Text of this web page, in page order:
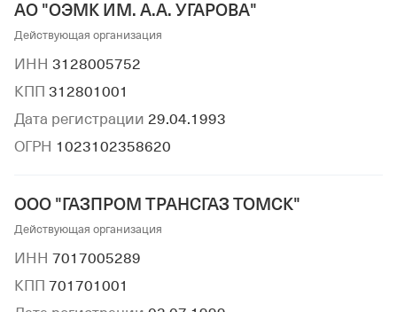
АО "ОЭМК ИМ. А.А. УГАРОВА"
Действующая организация
ИНН 3128005752
КПП 312801001
Дата регистрации 29.04.1993
ОГРН 1023102358620
ООО "ГАЗПРОМ ТРАНСГАЗ ТОМСК"
Действующая организация
ИНН 7017005289
КПП 701701001